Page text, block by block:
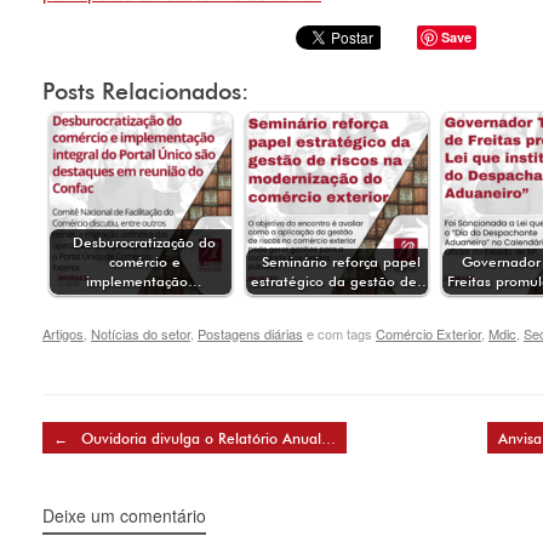
Save
Posts Relacionados:
Desburocratização do
comércio e
implementação…
Seminário reforça papel
estratégico da gestão de…
Governador
Freitas
Artigos Notícias do setor, Postagens diárias e com tags Comércio Exterior, Mdic
Post navigation
← Ouvidoria divulga o Relatório Anual…
Deixe um comentário